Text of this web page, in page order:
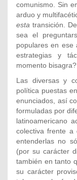
comunismo. Sin
arduo y
esta transición.
sea el
populares en ese
estrategias y
momento bisagra?
Las diversas y
política puestas
enunciados, así
formuladas por
latinoamericano
colectiva frente a
entenderlas no
(por su carácter
también en tanto
su carácter